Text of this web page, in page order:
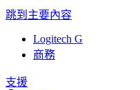
跳到主要內容
Logitech G
商務
支援